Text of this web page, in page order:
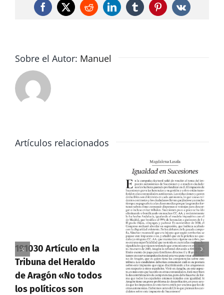
Sucesiones
y
Facebook
X RedditLinkedInTumblrPinterest
Vk
Sobre el Autor: Manuel
Artículos relacionados
191030 Artículo en la
Tribuna del Heraldo
de Aragón «No todos
los políticos son